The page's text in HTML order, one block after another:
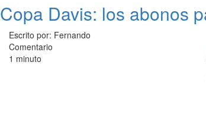
Copa Davis: los abonos
Escrito por: Fernando
Comentario
1 minuto